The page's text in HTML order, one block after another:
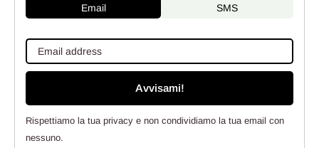
Email SMS
Avvisami!
Rispettiamo la tua privacy e non condividiamo la tua email con
nessuno.